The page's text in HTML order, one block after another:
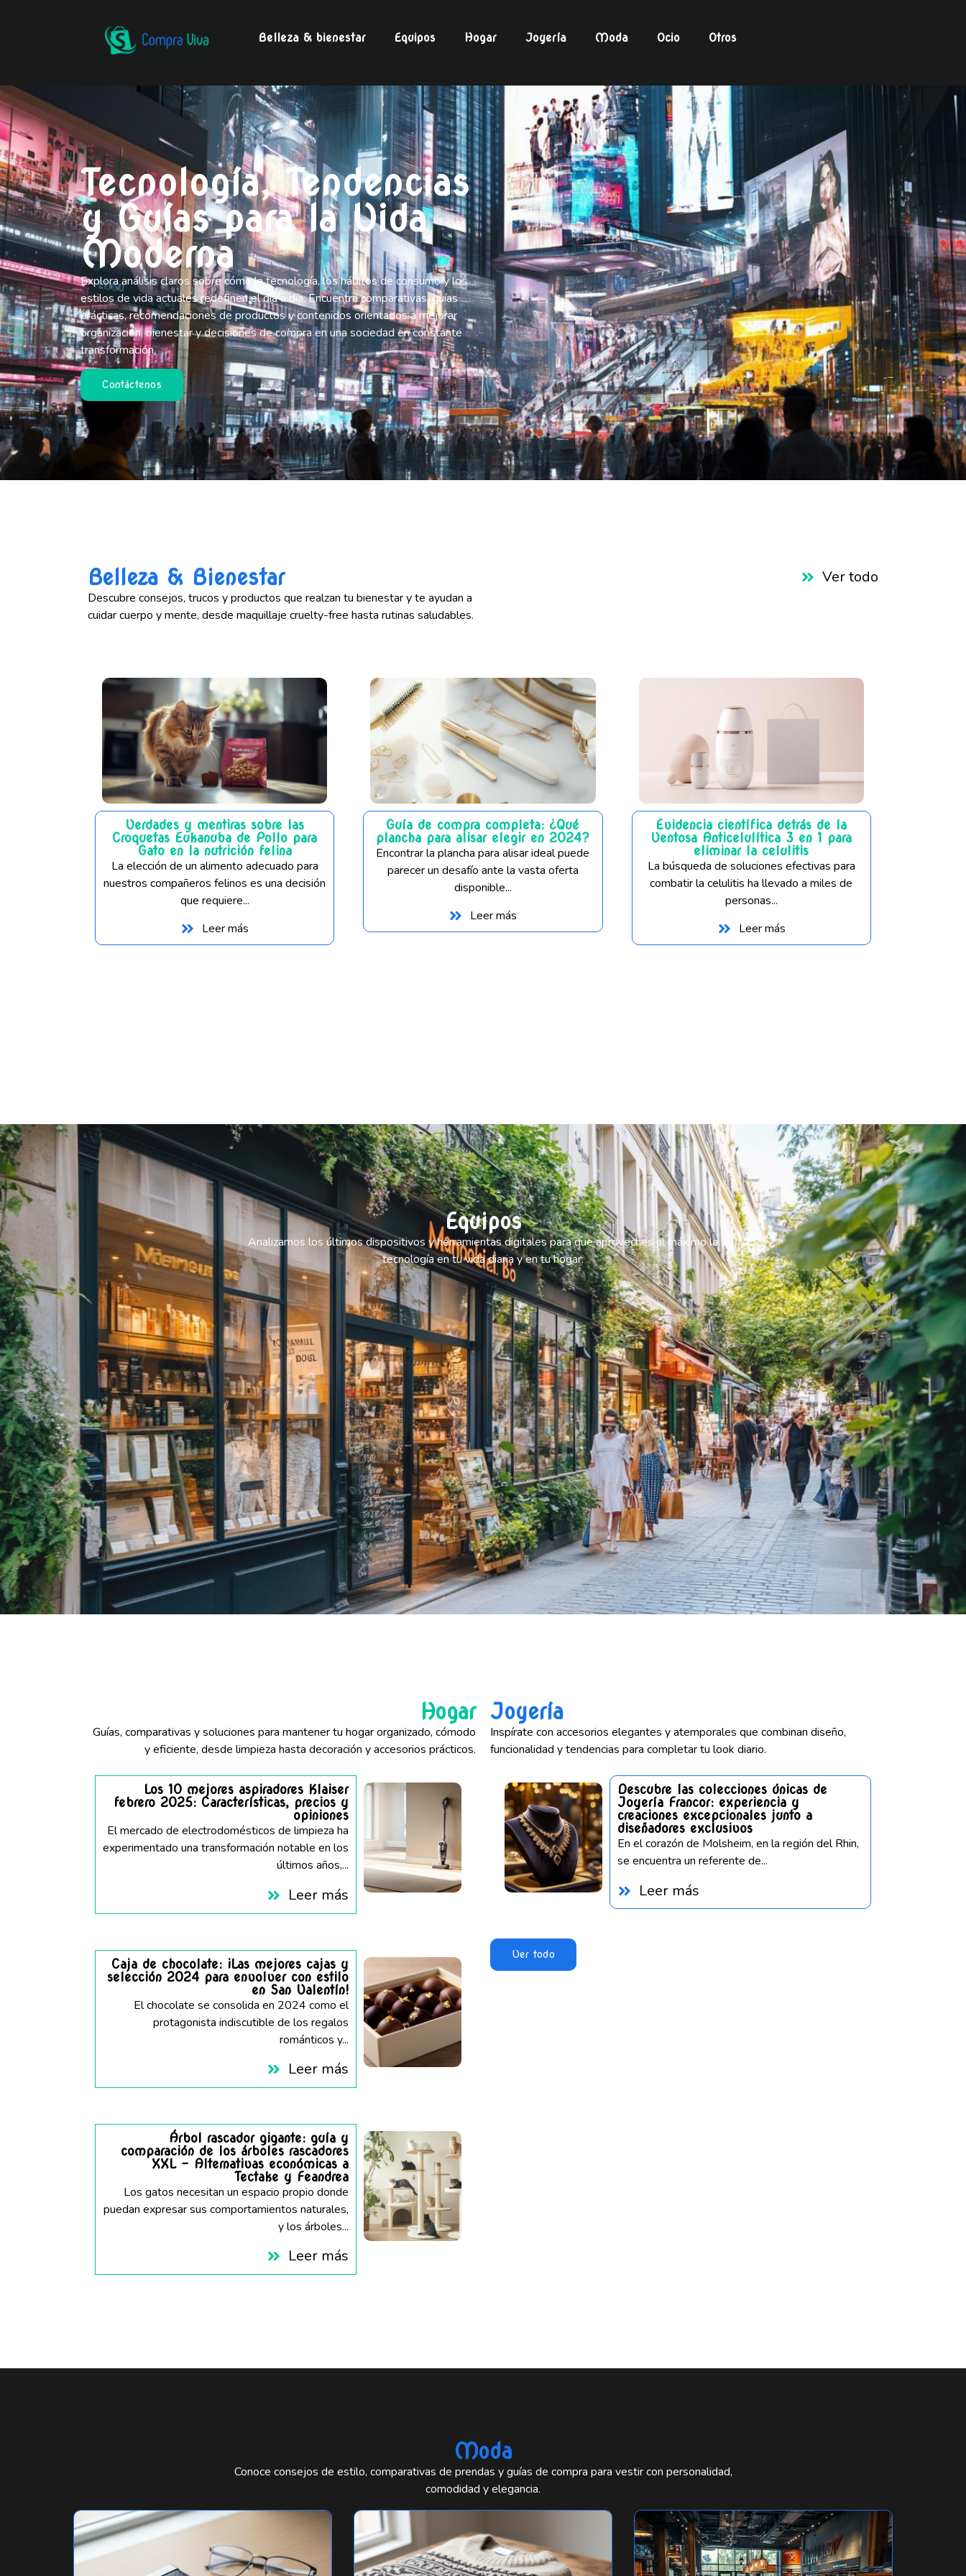
Belleza & bienestar Equipos Hogar Joyería Moda Ocio Otros
Tecnología, Tendencias
y Guías para la Vida
Moderna
Explora análisis claros sobre cómo la tecnología, los hábitos de consumo y los
estilos de vida actuales redefinen el día a día. Encuentra comparativas, guías
prácticas, recomendaciones de productos y contenidos orientados a mejorar
organización, bienestar y decisiones de compra en una sociedad en constante
transformación.
Contáctenos
Belleza & Bienestar
Descubre consejos, trucos y productos que realzan tu bienestar y te ayudan a
cuidar cuerpo y mente, desde maquillaje cruelty-free hasta rutinas saludables.
Ver todo
Verdades y mentiras sobre las
Croquetas Eukanuba de Pollo para
Gato en la nutrición felina
La elección de un alimento adecuado para
nuestros compañeros felinos es una decisión
que requiere...
Leer más
Guía de compra completa: ¿Qué
plancha para alisar elegir en 2024?
Encontrar la plancha para alisar ideal puede
parecer un desafío ante la vasta oferta
disponible...
Leer más
Evidencia científica detrás de la
Ventosa Anticelulítica 3 en 1 para
eliminar la celulitis
La búsqueda de soluciones efectivas para
combatir la celulitis ha llevado a miles de
personas...
Leer más
Equipos
Analizamos los últimos dispositivos y herramientas digitales para que aproveches al máximo la
tecnología en tu vida diaria y en tu hogar.
Hogar
Guías, comparativas y soluciones para mantener tu hogar organizado, cómodo
y eficiente, desde limpieza hasta decoración y accesorios prácticos.
Los 10 mejores aspiradores Klaiser
febrero 2025: Características, precios y
opiniones
El mercado de electrodomésticos de limpieza ha
experimentado una transformación notable en los
últimos años,...
Leer más
Caja de chocolate: ¡Las mejores cajas y
selección 2024 para envolver con estilo
en San Valentín!
El chocolate se consolida en 2024 como el
protagonista indiscutible de los regalos
románticos y...
Leer más
Árbol rascador gigante: guía y
comparación de los árboles rascadores
XXL – Alternativas económicas a
Tectake y Feandrea
Los gatos necesitan un espacio propio donde
puedan expresar sus comportamientos naturales,
y los árboles...
Leer más
Joyería
Inspírate con accesorios elegantes y atemporales que combinan diseño,
funcionalidad y tendencias para completar tu look diario.
Descubre las colecciones únicas de
Joyería Francor: experiencia y
creaciones excepcionales junto a
diseñadores exclusivos
En el corazón de Molsheim, en la región del Rhin,
se encuentra un referente de...
Leer más
Ver todo
Moda
Conoce consejos de estilo, comparativas de prendas y guías de compra para vestir con personalidad,
comodidad y elegancia.